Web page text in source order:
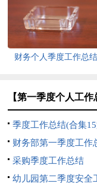
财务个人季度工作总
【第一季度个人工
季度工作总结(合集
财务部第一季度工作
采购季度工作总结
幼儿园第二季度安全